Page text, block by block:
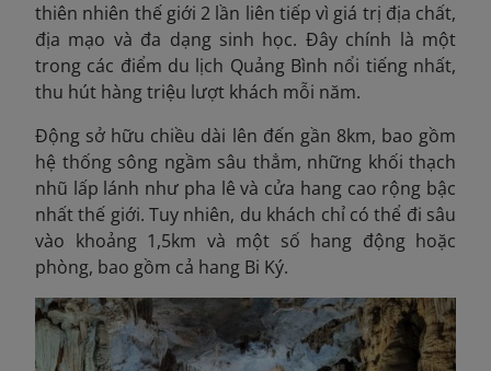
thiên nhiên thế giới 2 lần liên tiếp vì giá trị địa chất,
địa mạo và đa dạng sinh học. Đây chính là một
trong các điểm du lịch Quảng Bình nổi tiếng nhất,
thu hút hàng triệu lượt khách mỗi năm.
Động sở hữu chiều dài lên đến gần 8km, bao gồm
hệ thống sông ngầm sâu thẳm, những khối thạch
nhũ lấp lánh như pha lê và cửa hang cao rộng bậc
nhất thế giới. Tuy nhiên, du khách chỉ có thể đi sâu
vào khoảng 1,5km và một số hang động hoặc
phòng, bao gồm cả hang Bi Ký.